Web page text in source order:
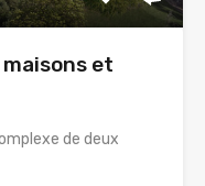
et
de deux